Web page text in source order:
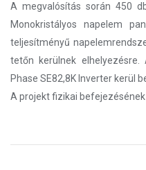
A megvalósítás során 450
Monokristályos napelem
teljesítményű
tetőn kerülnek
Phase SE82,8K Inverter kerül
A projekt fizikai befejezésének